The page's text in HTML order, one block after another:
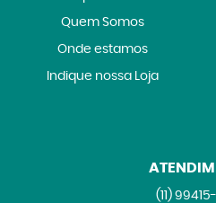
Quem Somos
Onde estamos
Indique nossa Loja
(11)